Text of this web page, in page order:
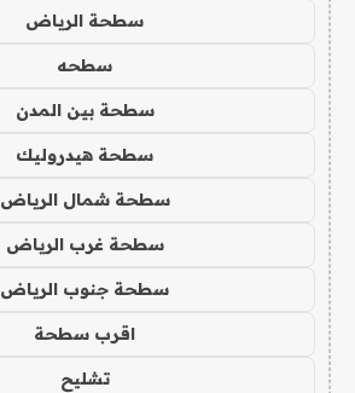
سطحة الرياض
سطحه
سطحة بين المدن
سطحة هيدروليك
سطحة شمال الرياض
سطحة غرب الرياض
سطحة جنوب الرياض
اقرب سطحة
تشليح